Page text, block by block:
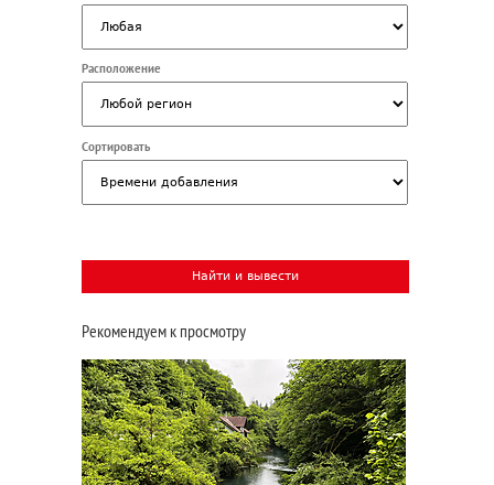
Расположение
Сортировать
Рекомендуем к просмотру